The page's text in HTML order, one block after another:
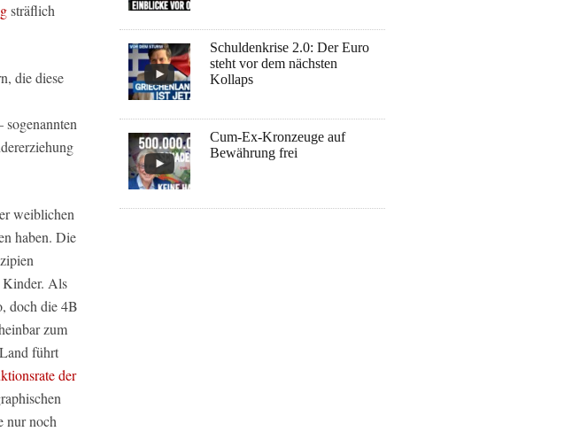
sträflich
die diese
weiblichen
haben. Die
Kinder. Als
doch die 4B
zum
führt
der
nur noch
Schuldenkrise 2.0: Der Euro
steht vor dem nächsten
Kollaps
Cum-Ex-Kronzeuge auf
Bewährung frei